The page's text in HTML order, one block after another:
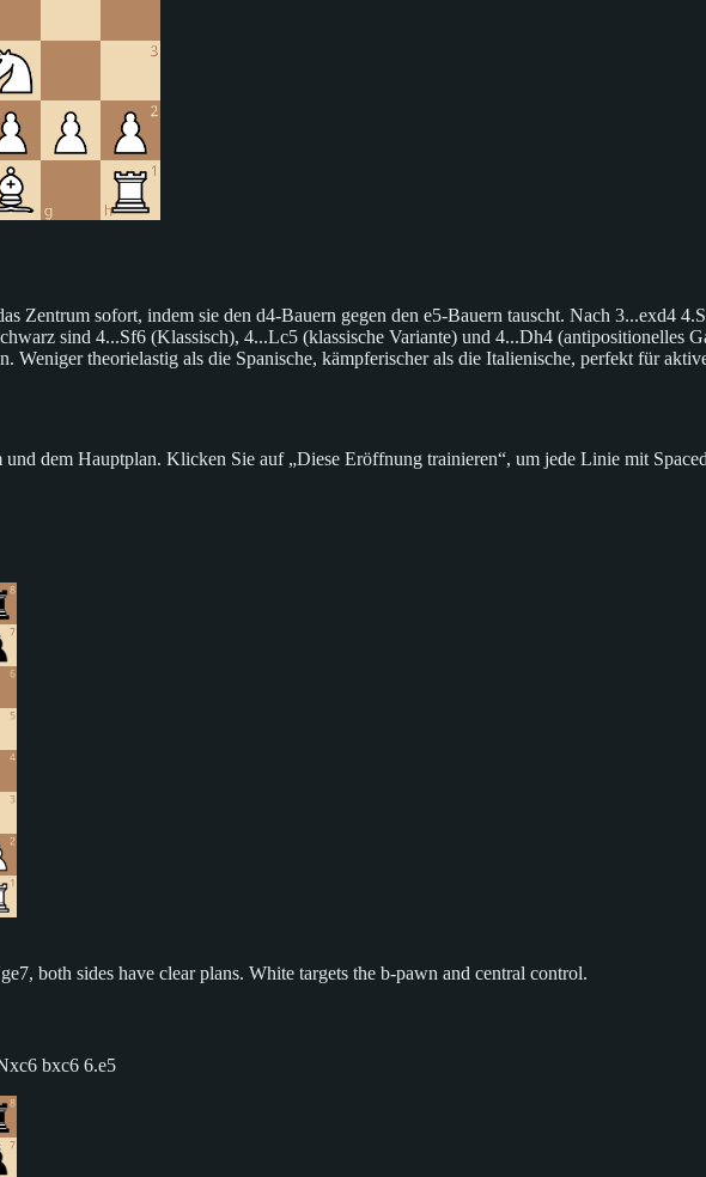
Zentrum sofort, indem sie den d4-Bauern gegen den e5-Bauern tauscht. Nach 3...exd4
sind 4...Sf6 (Klassisch), 4...Lc5 (klassische Variante) und 4...Dh4 (antipositionelles
Weniger theorielastig als die Spanische, kämpferischer als die Italienische, perfekt für
dem Hauptplan. Klicken Sie auf „Diese Eröffnung trainieren“, um jede Linie mit
both sides have clear plans. White targets the b-pawn and central control.
bxc6 6.e5